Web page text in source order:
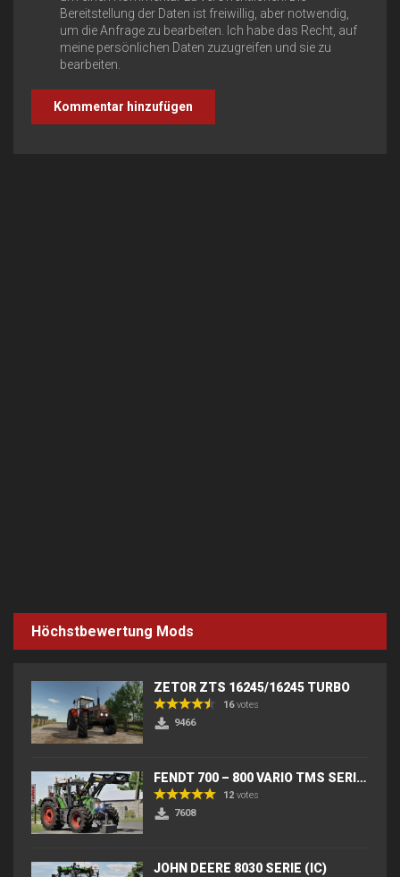
Bereitstellung der Daten ist freiwillig, aber notwendig,
um die Anfrage zu bearbeiten. Ich habe das Recht, auf
meine persönlichen Daten zuzugreifen und sie zu
bearbeiten.
Höchstbewertung Mods
ZETOR ZTS 16245/16245 TURBO
16votes
9466
FENDT 700 – 800 VARIO TMS SERIES (IC) V2
12 votes
7608
JOHN DEERE 8030 SERIE (IC)